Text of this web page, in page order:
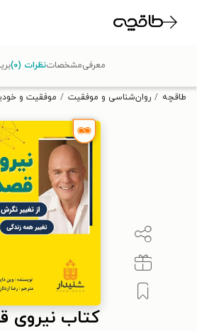
تخفیف از طاقچه
طاقچه روان‌شناسی و موفقیت موفقیت و
کتاب نیروی
معرفیمشخصاتنظرات (۰)